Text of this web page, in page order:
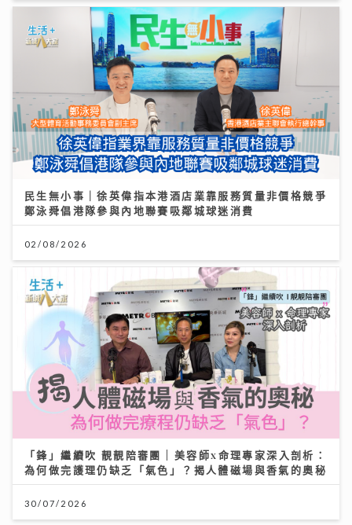
民生無小事｜徐英偉指本港酒店業靠服務質量非價格競爭
鄭泳舜倡港隊參與內地聯賽吸鄰城球迷消費
02/08/2026
「鋒」繼續吹 靚靚陪審團 | 美容師x命理專家深入剖析：
為何做完護理仍缺乏「氣色」？揭人體磁場與香氣的奧秘
30/07/2026